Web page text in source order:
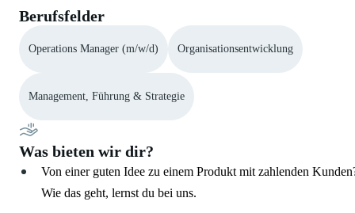
Berufsfelder
Operations Manager (m/w/d) Organisationsentwicklung
Management, Führung & Strategie
Was bieten wir dir?
Von einer guten Idee zu einem Produkt mit zahlenden
Wie das geht, lernst du bei uns.